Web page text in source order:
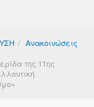
Ανακοινώσεις
της 11ης